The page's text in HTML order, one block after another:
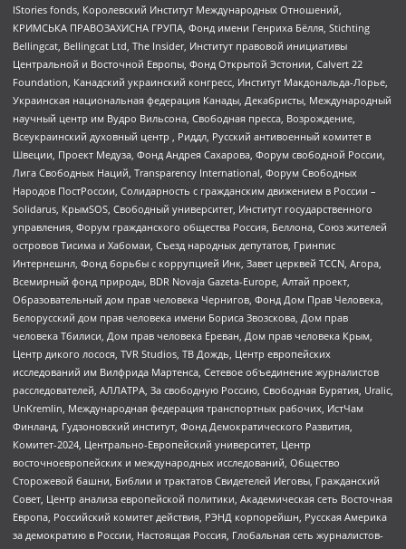
IStories fonds, Королевский Институт Международных Отношений,
КРИМСЬКА ПРАВОЗАХИСНА ГРУПА, Фонд имени Генриха Бёлля, Stichting
Bellingcat, Bellingcat Ltd, The Insider, Институт правовой инициативы
Центральной и Восточной Европы, Фонд Открытой Эстонии, Calvert 22
Foundation, Канадский украинский конгресс, Институт Макдональда-Лорье,
Украинская национальная федерация Канады, Декабристы, Международный
научный центр им Вудро Вильсона, Свободная пресса, Возрождение,
Всеукраинский духовный центр , Риддл, Русский антивоенный комитет в
Швеции, Проект Медуза, Фонд Андрея Сахарова, Форум свободной России,
Лига Свободных Наций, Transparеncy International, Форум Свободных
Народов ПостРоссии, Солидарность с гражданским движением в России –
Solidarus, КрымSOS, Свободный университет, Институт государственного
управления, Форум гражданского общества Россия, Беллона, Союз жителей
островов Тисима и Хабомаи, Съезд народных депутатов, Гринпис
Интернешнл, Фонд борьбы с коррупцией Инк, Завет церквей TCCN, Агора,
Всемирный фонд природы, BDR Novaja Gazeta-Europe, Алтай проект,
Образовательный дом прав человека Чернигов, Фонд Дом Прав Человека,
Белорусский дом прав человека имени Бориса Звозскова, Дом прав
человека Тбилиси, Дом прав человека Ереван, Дом прав человека Крым,
Центр дикого лосося, TVR Studios, ТВ Дождь, Центр европейских
исследований им Вилфрида Мартенса, Сетевое объединение журналистов
расследователей, АЛЛАТРА, За свободную Россию, Свободная Бурятия, Uralic,
UnKremlin, Международная федерация транспортных рабочих, ИстЧам
Финланд, Гудзоновский институт, Фонд Демократического Развития,
Комитет-2024, Центрально-Европейский университет, Центр
восточноевропейских и международных исследований, Общество
Сторожевой башни, Библии и трактатов Свидетелей Иеговы, Гражданский
Совет, Центр анализа европейской политики, Академическая сеть Восточная
Европа, Российский комитет действия, РЭНД корпорейшн, Русская Америка
за демократию в России, Настоящая Россия, Глобальная сеть журналистов-